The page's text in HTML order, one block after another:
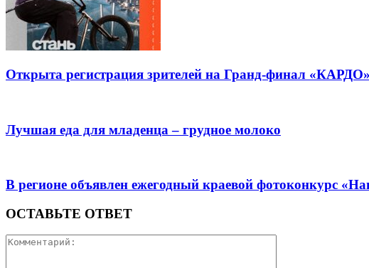
Открыта регистрация зрителей на Гранд-финал
Лучшая еда для младенца – грудное молоко
В регионе объявлен ежегодный краевой фотоконкурс
ОСТАВЬТЕ ОТВЕТ